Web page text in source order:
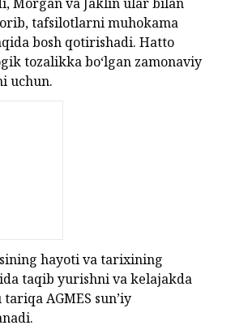
tafsilotlarni muhokama
bosh qotirishadi. Hatto
tozalikka bo‘lgan zamonaviy
uchun.
hayoti va tarixining
taqib yurishni va kelajakda
AGMES sun’iy